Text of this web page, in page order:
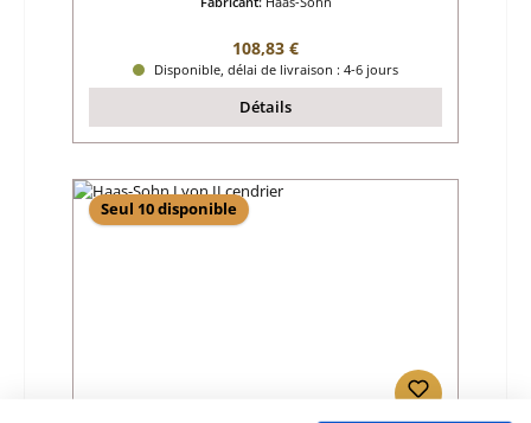
Prix régulier :
108,83 €
Disponible, délai de livraison : 4-6 jours
Détails
Seul 10 disponible